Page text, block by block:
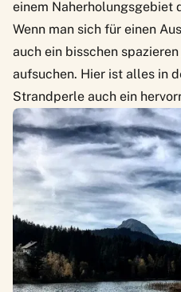
einem Naherholungsgebiet
Wenn man sich für einen
auch ein bisschen
aufsuchen. Hier ist alles in
Strandperle auch ein